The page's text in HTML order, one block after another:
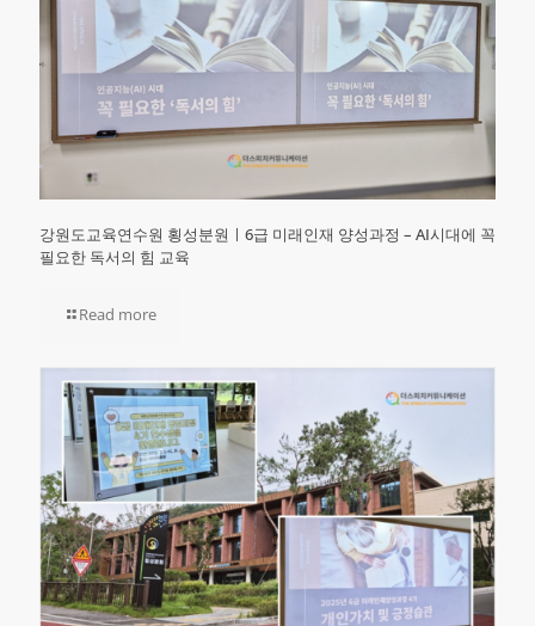
강원도교육연수원 횡성분원ㅣ6급 미래인재 양성과정 – AI시대에 꼭
필요한 독서의 힘 교육
Read more